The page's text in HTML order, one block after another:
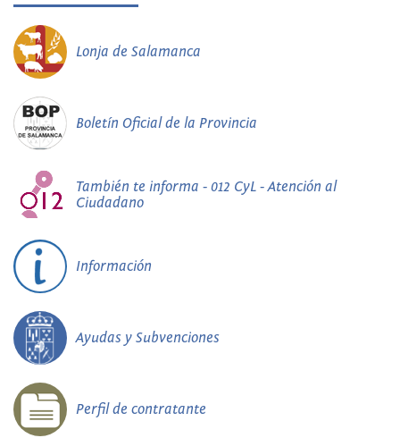
Lonja de Salamanca
Boletín Oficial de la Provincia
También te informa - 012 CyL - Atención al
Ciudadano
Información
Ayudas y Subvenciones
Perfil de contratante